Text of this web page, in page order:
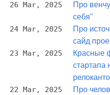
26 Mar, 2025
Про
себя"
24 Mar, 2025
Про
сайд
23 Mar, 2025
Красные
стартапа
22 Mar, 2025
Про